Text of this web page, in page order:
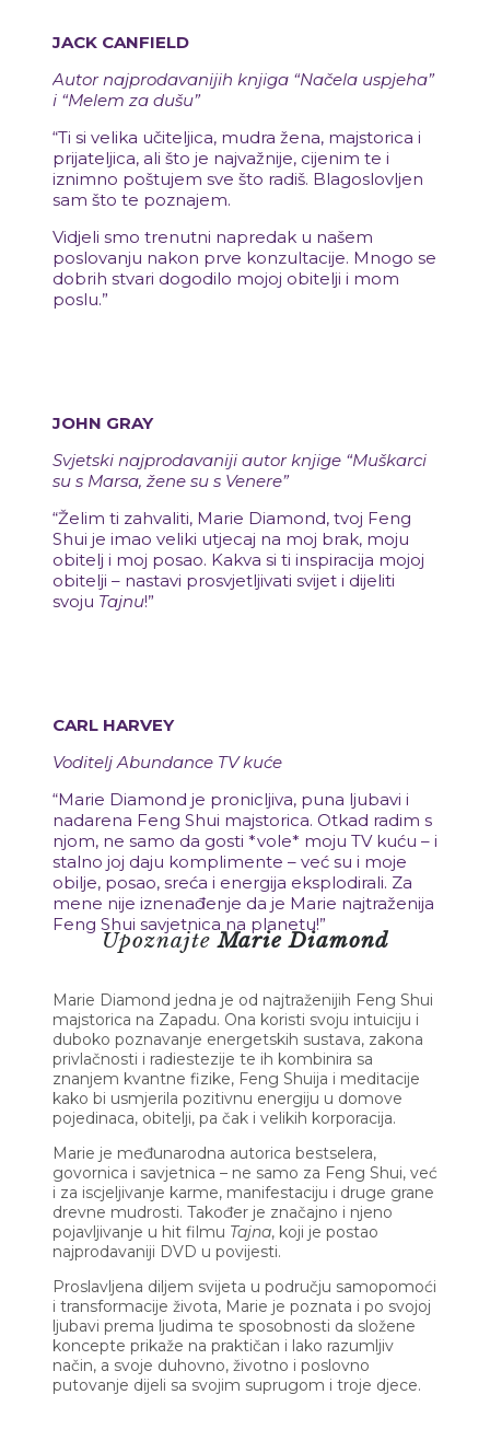
JACK CANFIELD
Autor najprodavanijih knjiga “Načela uspjeha”
i “Melem za dušu”
“Ti si velika učiteljica, mudra žena, majstorica i
prijateljica, ali što je najvažnije, cijenim te i
iznimno poštujem sve što radiš. Blagoslovljen
sam što te poznajem.
Vidjeli smo trenutni napredak u našem
poslovanju nakon prve konzultacije. Mnogo se
dobrih stvari dogodilo mojoj obitelji i mom
poslu.”
JOHN GRAY
Svjetski najprodavaniji autor knjige “Muškarci
su s Marsa, žene su s Venere”
“Želim ti zahvaliti, Marie Diamond, tvoj Feng
Shui je imao veliki utjecaj na moj brak, moju
obitelj i moj posao. Kakva si ti inspiracija mojoj
obitelji – nastavi prosvjetljivati ​​svijet i dijeliti
svoju Tajnu!”
CARL HARVEY
Voditelj Abundance TV kuće
“Marie Diamond je pronicljiva, puna ljubavi i
nadarena Feng Shui majstorica. Otkad radim s
njom, ne samo da gosti *vole* moju TV kuću – i
stalno joj daju komplimente – već su i moje
obilje, posao, sreća i energija eksplodirali. Za
mene nije iznenađenje da je Marie najtraženija
Feng Shui savjetnica na planetu!”
Upoznajte ​Marie Diamond
Marie Diamond jedna je od najtraženijih Feng Shui
majstorica na Zapadu. Ona koristi svoju intuiciju i
duboko poznavanje energetskih sustava, zakona
privlačnosti i radiestezije te ih kombinira sa
znanjem kvantne fizike, Feng Shuija i meditacije
kako bi usmjerila pozitivnu energiju u domove
pojedinaca, obitelji, pa čak i velikih korporacija.
Marie je međunarodna autorica bestselera,
govornica i savjetnica – ne samo za Feng Shui, već
i za iscjeljivanje karme, manifestaciju i druge grane
drevne mudrosti. Također je značajno i njeno
pojavljivanje u hit filmu Tajna, koji je postao
najprodavaniji DVD u povijesti.
Proslavljena diljem svijeta u području samopomoći
i transformacije života, Marie je poznata i po svojoj
ljubavi prema ljudima te sposobnosti da složene
koncepte prikaže na praktičan i lako razumljiv
način, a svoje duhovno, životno i poslovno
putovanje dijeli sa svojim suprugom i troje djece.